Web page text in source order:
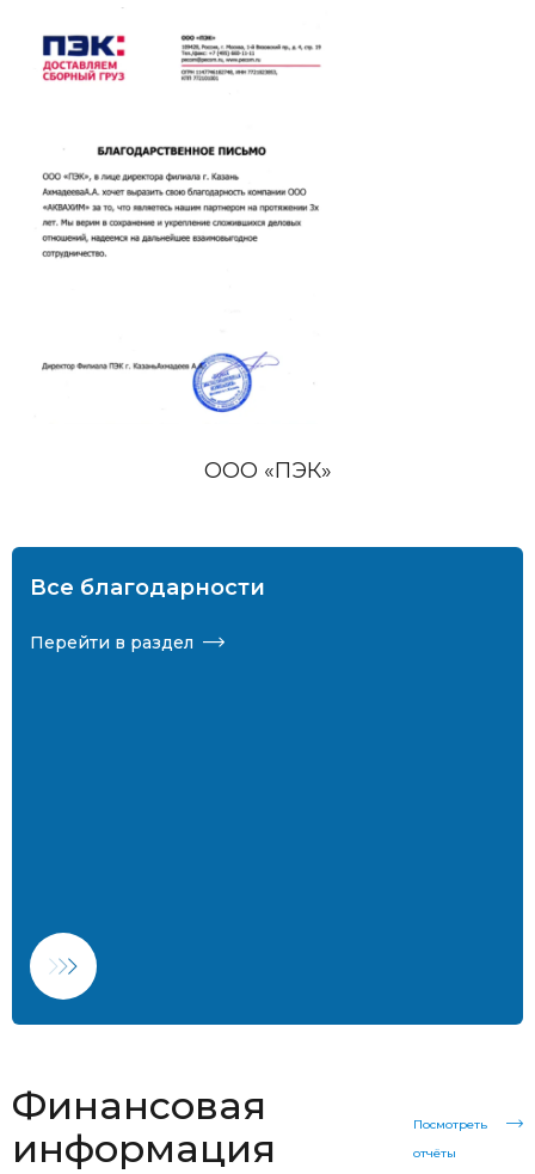
ООО «ПЭК»
Все благодарности
Перейти в раздел
Финансовая
информация
Посмотреть
отчёты